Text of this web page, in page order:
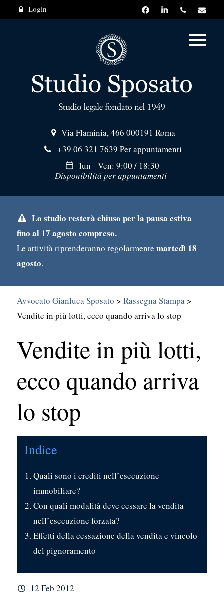
Login
Search
for:
Via Flaminia, 466 000191 Roma
+39 06 321 7639 Per appuntamenti
lun - Ven: 9:00 / 18:30
Disponibilità per appuntamenti
Lo studio resterà chiuso per la pausa estiva
fino al 17 agosto compreso.
Le attività riprenderanno regolarmente martedì 18
agosto.
Avvocato Gianluca Sposato > Rassegna Stampa >
Vendite in più lotti, ecco quando arriva lo stop
Vendite in più lotti,
ecco quando arriva
lo stop
Indice
Quali sono i crediti nell’esecuzione
immobiliare?
Con quali modalità deve cessare la vendita
nell’esecuzione forzata?
Effetti della cessazione della vendita e vincolo
del pignoramento
12 Feb 2012